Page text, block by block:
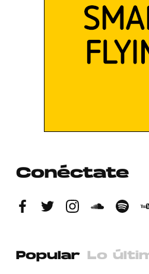
Conéctate
Popular Lo